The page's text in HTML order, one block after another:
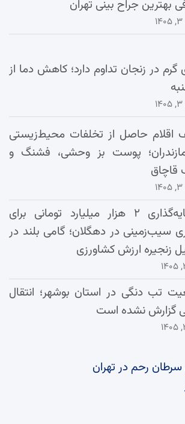
بهترین جراح بینی تهران
گرم در زنجان تداوم دارد؛ کاهش دما از
حاصل از تخلفات محیط‌زیستی
پوست بز وحشی، فشنگ و
سرمایه‌گذاری ۲ هزار میلیارد تومانی برای
سیب‌زمینی در دهگلان؛ گامی بلند در
زنجیره ارزش کشاورزی
تب دنگی در استان بوشهر؛ انتقال
گزارش نشده است
رحم در تهران